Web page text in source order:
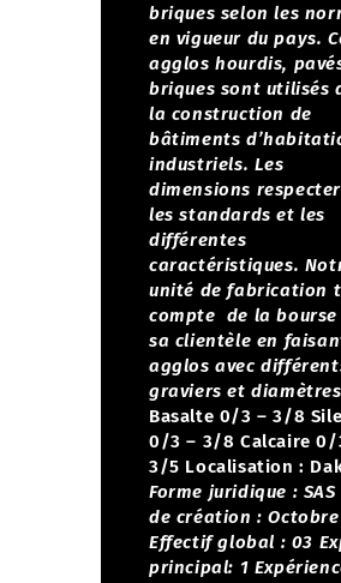
briques selon les
en vigueur du pays.
agglos hourdis,
briques sont utilisés
la construction de
bâtiments
industriels. Les
dimensions
les standards et les
différentes
caractéristiques.
unité de fabrication
compte de la bourse
sa clientèle en
agglos avec
graviers et
Basalte 0/3 – 3/8
0/3 – 3/8 Calcaire 0/
3/5 Localisation :
Forme juridique : SAS
de création : Octobre
Effectif global : 03
principal: 1